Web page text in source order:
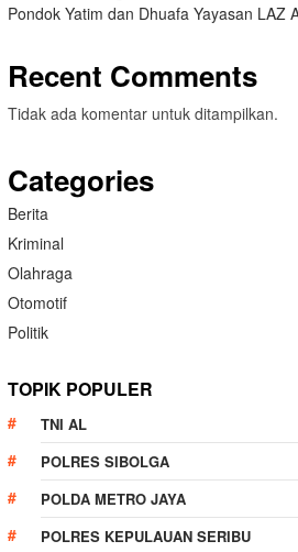
Pondok Yatim dan Dhuafa Yayasan LAZ
Recent Comments
Tidak ada komentar untuk ditampilkan.
Categories
Berita
Kriminal
Olahraga
Otomotif
Politik
TOPIK POPULER
TNI AL
POLRES SIBOLGA
POLDA METRO JAYA
POLRES KEPULAUAN SERIBU